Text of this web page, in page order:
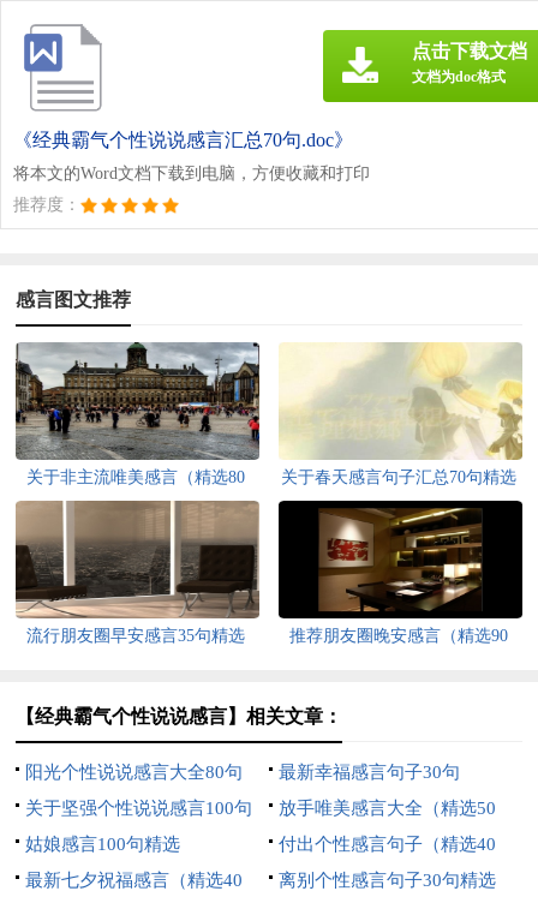
《经典霸气个性说说感言汇总70句.doc》
将本文的Word文档下载到电脑，方便收藏和打印
推荐度：
点击下载文档
文档为doc格式
感言图文推荐
关于非主流唯美感言（精选80
句）
关于春天感言句子汇总70句精选
流行朋友圈早安感言35句精选
推荐朋友圈晚安感言（精选90
【经典霸气个性说说感言】相关文章：
阳光个性说说感言大全80句
最新幸福感言句子30句
关于坚强个性说说感言100句
精选
放手唯美感言大全（精选50
句）
姑娘感言100句精选
付出个性感言句子（精选40
句）
最新七夕祝福感言（精选40 离别个性感言句子30句精选